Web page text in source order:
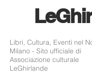
Le
Libri, Cultura, Eventi nel
Milano - Sito ufficiale di
Associazione culturale
LeGhirlande